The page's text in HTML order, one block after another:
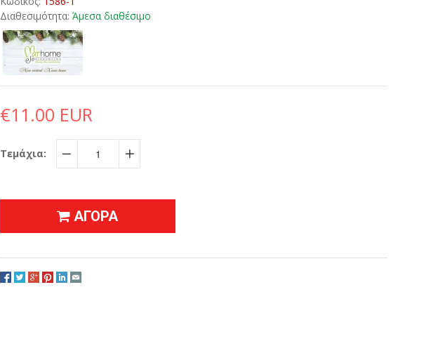
Διαθεσιμότητα: Άμεσα διαθέσιμο
€11.00 EUR
Τεμάχια:
− +
ΑΓΟΡΑ